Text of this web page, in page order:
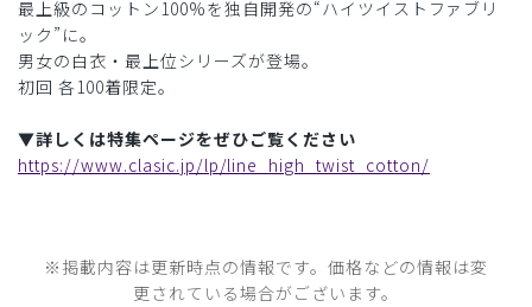
最上級のコットン100%を独自開発の“ハイツイストファブリ
ック”に。
男女の白衣・最上位シリーズが登場。
初回 各100着限定。
▼詳しくは特集ページをぜひご覧ください
https://www.clasic.jp/lp/line_high_twist_cotton/
※掲載内容は更新時点の情報です。価格などの情報は変
更されている場合がございます。